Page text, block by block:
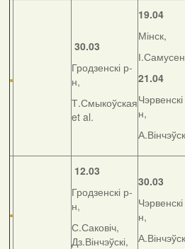
30.03
Гродзенскі р-
н,
Т.Смыкоўская
et al.
19.04
Мінск,
21.04
н,
12.03
Гродзенскі р-
н,
С.Саковіч,
Дз.Вінчэўскі,
30.03
н,